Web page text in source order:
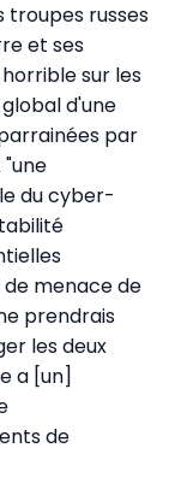
troupes russes
et ses
sur les
d'une
par
du cyber-
menace de
prendrais
les deux
a [un]
de